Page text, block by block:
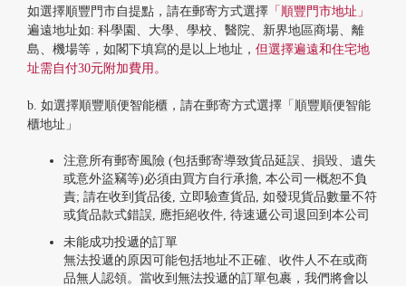
如選擇順豐門市自提點，請在郵寄方式選擇 「順豐門市地址」
遍遠地址如: 科學園、大學、學校、醫院、新界地區商場、離
島、機場等，如閣下填寫的是以上地址， 但選擇遍遠和住宅地
址需自付30元附加費用。
b. 如選擇順豐順便智能櫃，請在郵寄方式選擇「順豐順便智能
櫃地址」
注意所有郵寄風險 (包括郵寄導致貨品延誤、損毀、遺失
或意外盜竊等)必須由買方自行承擔, 本公司一概恕不負
責; 請在收到貨品後, 立即驗查貨品, 如發現貨品數量不符
或貨品款式錯誤, 應拒絕收件, 待速遞公司退回到本公司
未能成功投遞的訂單
無法投遞的原因可能包括地址不正確、收件人不在或商
品無人認領。當收到無法投遞的訂單包裹，我們將會以